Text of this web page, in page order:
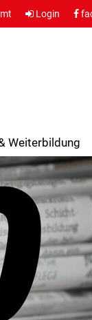
Login
Weiterbildung